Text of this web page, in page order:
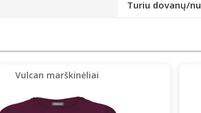
Turiu dovanų/
Vulcan marškinėliai